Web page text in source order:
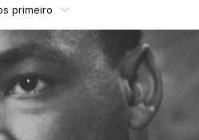
primeiro